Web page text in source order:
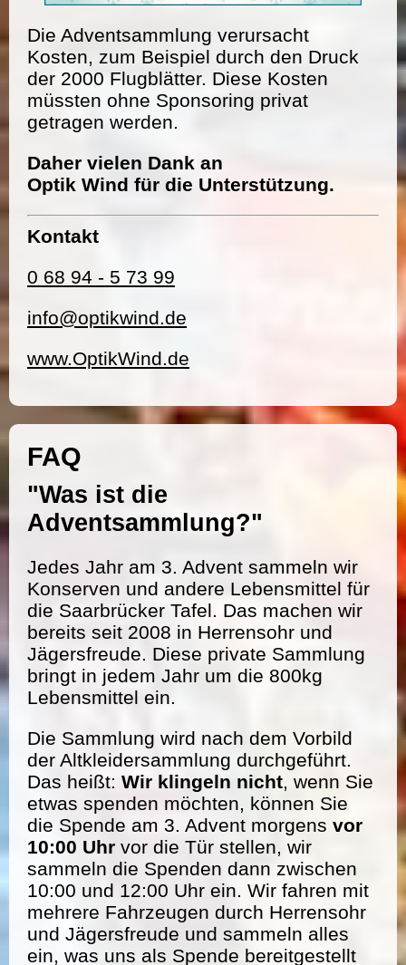
Die Adventsammlung verursacht
Kosten, zum Beispiel durch den Druck
der 2000 Flugblätter. Diese Kosten
müssten ohne Sponsoring privat
getragen werden.
Daher vielen Dank an
Optik Wind für die Unterstützung.
Kontakt
0 68 94 - 5 73 99
info@optikwind.de
www.OptikWind.de
FAQ
"Was ist die
Adventsammlung?"
Jedes Jahr am 3. Advent sammeln wir
Konserven und andere Lebensmittel für
die Saarbrücker Tafel. Das machen wir
bereits seit 2008 in Herrensohr und
Jägersfreude. Diese private Sammlung
bringt in jedem Jahr um die 800kg
Lebensmittel ein.
Die Sammlung wird nach dem Vorbild
der Altkleidersammlung durchgeführt.
Das heißt: Wir klingeln nicht, wenn Sie
etwas spenden möchten, können Sie
die Spende am 3. Advent morgens vor
10:00 Uhr vor die Tür stellen, wir
sammeln die Spenden dann zwischen
10:00 und 12:00 Uhr ein. Wir fahren mit
mehrere Fahrzeugen durch Herrensohr
und Jägersfreude und sammeln alles
ein, was uns als Spende bereitgestellt